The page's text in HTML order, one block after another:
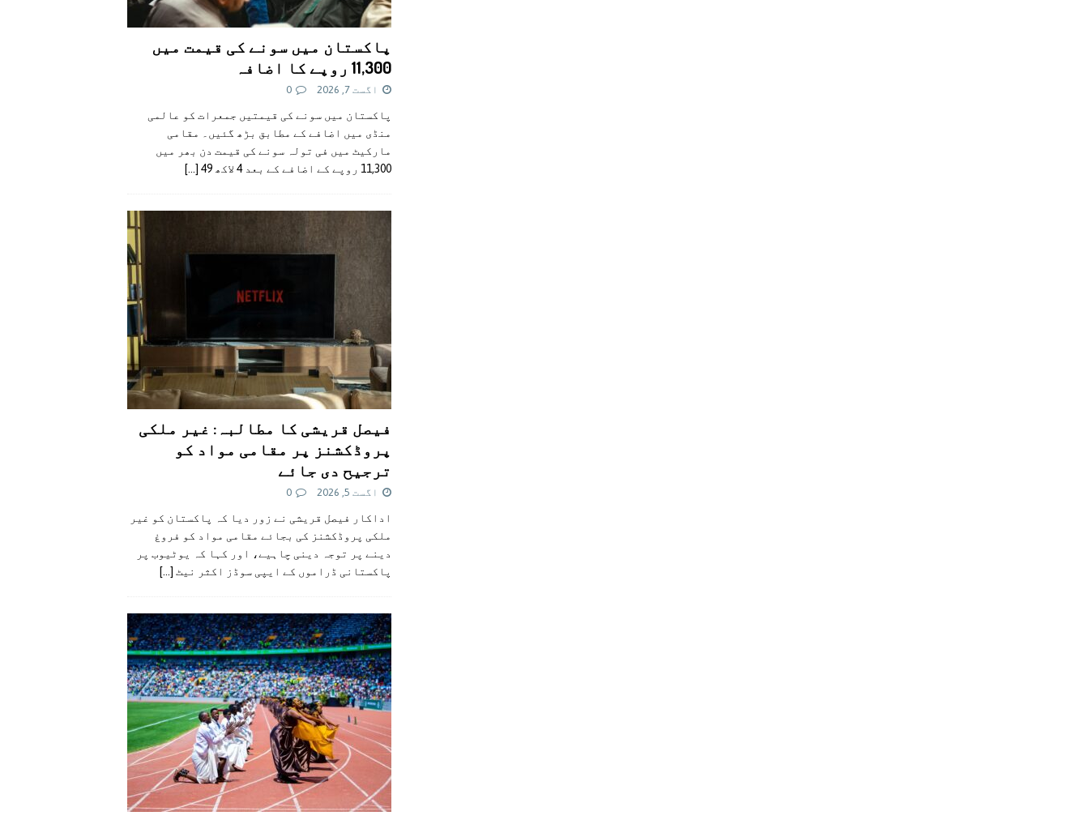
پاکستان میں سونے کی قیمت میں
11,300 روپے کا اضافہ
اگست 7, 2026 0
پاکستان میں سونے کی قیمتیں جمعرات کو عالمی
منڈی میں اضافے کے مطابق بڑھ گئیں۔ مقامی
مارکیٹ میں فی تولہ سونے کی قیمت دن بھر میں
11,300 روپے کے اضافے کے بعد 4 لاکھ 49
[...]
فیصل قریشی کا مطالبہ: غیر ملکی
پروڈکشنز پر مقامی مواد کو
ترجیح دی جائے
اگست 5, 2026 0
اداکار فیصل قریشی نے زور دیا کہ پاکستان کو غیر
ملکی پروڈکشنز کی بجائے مقامی مواد کو فروغ
دینے پر توجہ دینی چاہیے، اور کہا کہ یوٹیوب پر
پاکستانی ڈراموں کے ایپی سوڈز اکثر نیٹ [...]